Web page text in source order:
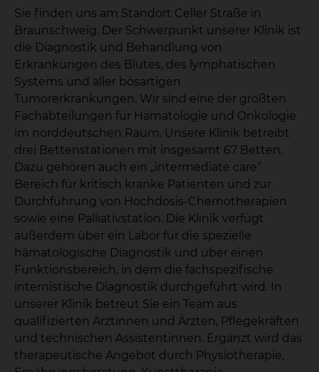
Sie finden uns am Standort Celler Straße in
Braunschweig. Der Schwerpunkt unserer Klinik ist
die Diagnostik und Behandlung von
Erkrankungen des Blutes, des lymphatischen
Systems und aller bösartigen
Tumorerkrankungen. Wir sind eine der größten
Fachabteilungen für Hämatologie und Onkologie
im norddeutschen Raum. Unsere Klinik betreibt
drei Bettenstationen mit insgesamt 67 Betten.
Dazu gehören auch ein „intermediate care“
Bereich für kritisch kranke Patienten und zur
Durchführung von Hochdosis-Chemotherapien
sowie eine Palliativstation. Die Klinik verfügt
außerdem über ein Labor für die spezielle
hämatologische Diagnostik und über einen
Funktionsbereich, in dem die fachspezifische
internistische Diagnostik durchgeführt wird. In
unserer Klinik betreut Sie ein Team aus
qualifizierten Ärztinnen und Ärzten, Pflegekräften
und technischen Assistentinnen. Ergänzt wird das
therapeutische Angebot durch Physiotherapie,